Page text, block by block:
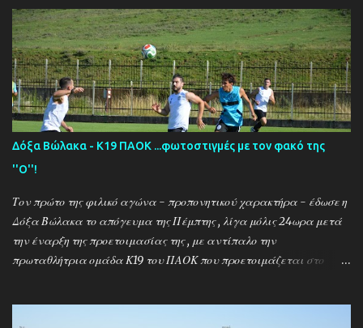
Δόξα Βώλακα - Κ19 ΠΑΟΚ ...φωτοστιγμές με τον φακό της
''Ο''!
Τον πρώτο της φιλικό αγώνα - προπονητικού χαρακτήρα - έδωσε η
Δόξα Βώλακα το απόγευμα της Πέμπτης , λίγα μόλις 24ωρα μετά
την έναρξη της προετοιμασίας της , με αντίπαλο την
πρωταθλήτρια ομάδα Κ19 του ΠΑΟΚ που προετοιμάζεται στο